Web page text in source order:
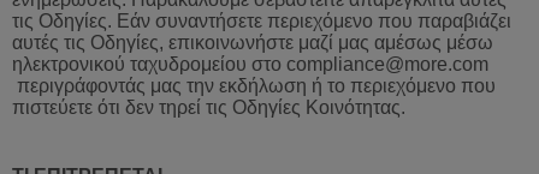
τις Οδηγίες. Εάν συναντήσετε περιεχόμενο που παραβιάζει
αυτές τις Οδηγίες, επικοινωνήστε μαζί μας αμέσως μέσω
ηλεκτρονικού ταχυδρομείου στο compliance@more.com
περιγράφοντάς μας την εκδήλωση ή το περιεχόμενο που
πιστεύετε ότι δεν τηρεί τις Οδηγίες Κοινότητας.